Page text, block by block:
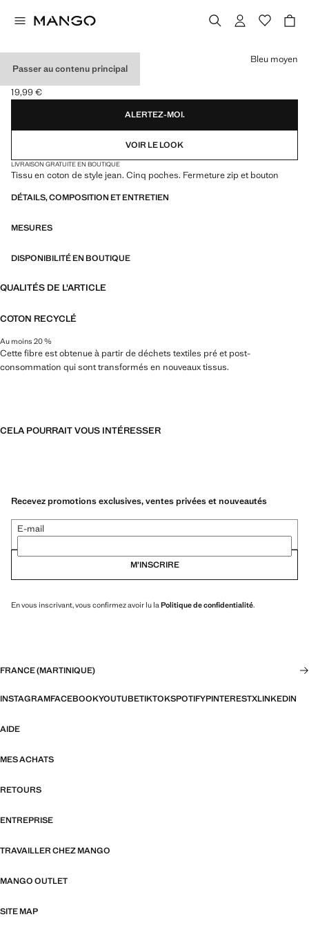
Passer au contenu principal
BERMUDA JEAN
Prix actuel [19,99 € ]
19,99 €
Choisissez une couleur
Bleu moyen
ALERTEZ-MOI.
VOIR LE LOOK
LIVRAISON GRATUITE EN BOUTIQUE
Tissu en coton de style jean. Cinq poches. Fermeture zip et bouton
DÉTAILS, COMPOSITION ET ENTRETIEN
MESURES
DISPONIBILITÉ EN BOUTIQUE
QUALITÉS DE L'ARTICLE
COTON RECYCLÉ
Au moins 20 %
Cette fibre est obtenue à partir de déchets textiles pré et post-
consommation qui sont transformés en nouveaux tissus.
CELA POURRAIT VOUS INTÉRESSER
Recevez promotions exclusives, ventes privées et nouveautés
E-mail
M’INSCRIRE
En vous inscrivant, vous confirmez avoir lu laPolitique de confidentialité.
FRANCE (MARTINIQUE)
INSTAGRAMFACEBOOKYOUTUBETIKTOKSPOTIFYPINTERESTXLINKEDIN
AIDE
MES ACHATS
RETOURS
ENTREPRISE
TRAVAILLER CHEZ MANGO
MANGO OUTLET
SITE MAP